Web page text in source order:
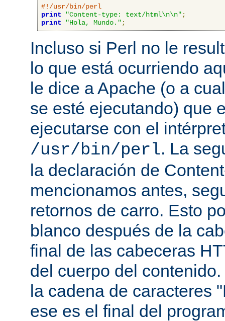
#!/usr/bin/perl
print
"Content-type: text/html\n\n" ;
print
"Hola, Mundo." ;
Incluso si Perl no le
lo que está ocurriendo
le dice a Apache (o a
se esté ejecutando) que
ejecutarse con el
/usr/bin/perl. La
la declaración de
mencionamos antes,
retornos de carro. Esto
blanco después de la
final de las cabeceras
del cuerpo del
la cadena de caracteres
ese es el final del